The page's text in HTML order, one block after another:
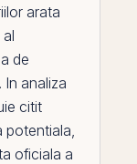
arata
de
analiza
citit
potentiala,
oficiala a